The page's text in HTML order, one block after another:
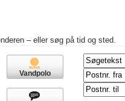
– eller søg på tid og sted.
Vandpolo